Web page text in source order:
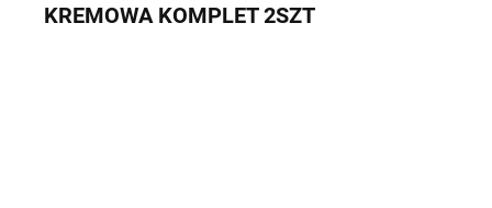
KREMOWA KOMPLET 2SZT